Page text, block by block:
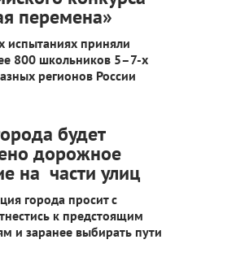
перемена»
испытаниях приняли
800 школьников 5–7-х
регионов России
будет
дорожное
на части улиц
города просит с
к предстоящим
и заранее выбирать пути